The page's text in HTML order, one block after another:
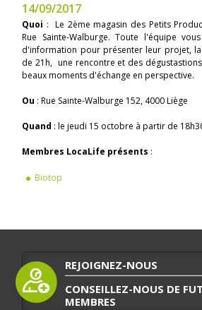
14/09/2017
Quoi : Le 2ème magasin des Petits
Rue Sainte-Walburge. Toute l'équipe
d'information pour présenter leur projet,
de 21h, une rencontre et des
beaux moments d'échange en perspective.
Ou : Rue Sainte-Walburge 152, 4000 Liège
Quand : le jeudi 15 octobre à partir de
Membres LocaLife présents :
Biotop
REJOIGNEZ-NOUS
CONSEILLEZ-NOUS DE
MEMBRES